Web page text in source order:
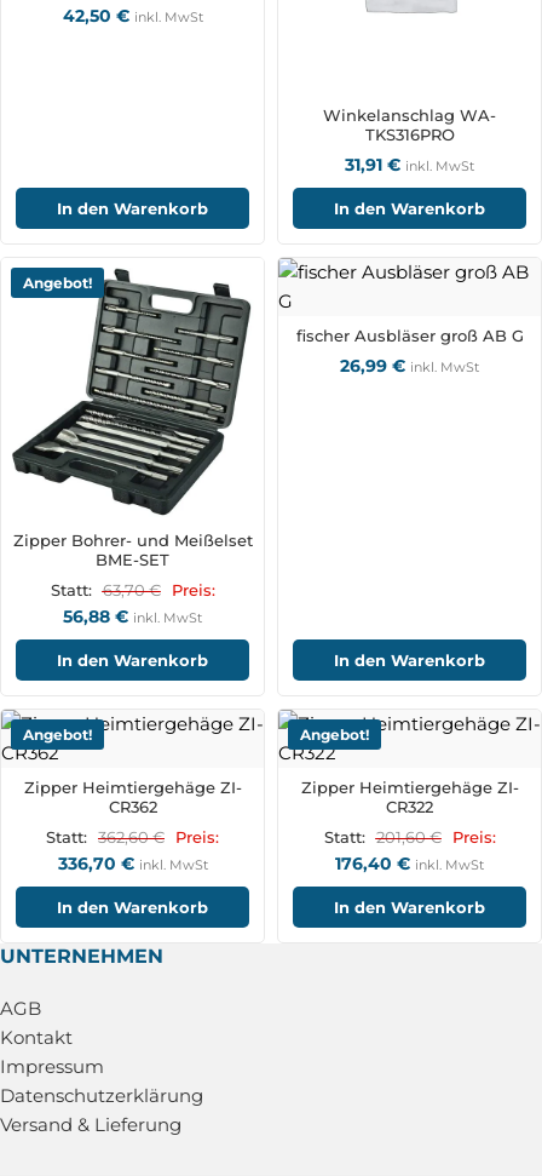
42,50 € inkl. MwSt
In den Warenkorb
Winkelanschlag WA-
TKS316PRO
31,91 € inkl. MwSt
In den Warenkorb
Angebot!
Zipper Bohrer- und Meißelset
BME-SET
Statt: 63,70€ Preis:
56,88 € inkl. MwSt
In den Warenkorb
fischer Ausbläser groß AB G
26,99 € inkl. MwSt
In den Warenkorb
Angebot!
Zipper Heimtiergehäge ZI-
CR362
Statt: 362,60€ Preis:
336,70 € inkl. MwSt
In den Warenkorb
Angebot!
Zipper Heimtiergehäge ZI-
CR322
Statt: 201,60€ Preis:
176,40 € inkl. MwSt
In den Warenkorb
UNTERNEHMEN
AGB
Kontakt
Impressum
Datenschutzerklärung
Versand & Lieferung